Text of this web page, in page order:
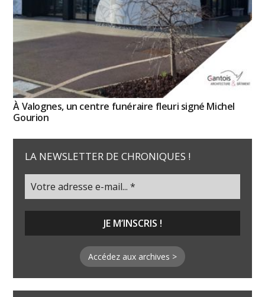
À Valognes, un centre funéraire fleuri signé Michel
Gourion
LA NEWSLETTER DE CHRONIQUES !
Accédez aux archives >